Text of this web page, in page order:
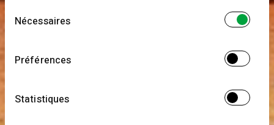
combiner celles-ci avec d'autres informations que
vous leur avez fournies ou qu'ils ont collectées lors
Sélection
du Nécessaires
Préférences
Statistiques